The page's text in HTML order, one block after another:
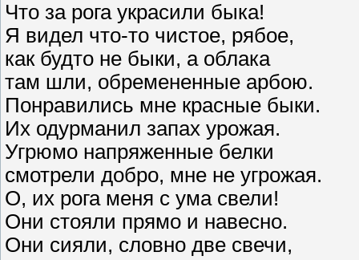
Что за рога украсили быка!
Я видел что-то чистое, рябое,
как будто не быки, а облака
там шли, обремененные арбою.
Понравились мне красные быки.
Их одурманил запах урожая.
Угрюмо напряженные белки
смотрели добро, мне не угрожая.
О, их рога меня с ума свели!
Они стояли прямо и навесно.
Они сияли, словно две свечи,